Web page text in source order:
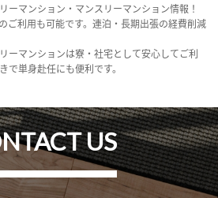
ーマンション・マンスリーマンション情報！
ご利用も可能です。連泊・長期出張の経費削減
ーマンションは寮・社宅として安心してご利
で単身赴任にも便利です。
US